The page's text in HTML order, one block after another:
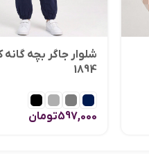
شلوار جاگر بچه گانه
1894
597,000تومان